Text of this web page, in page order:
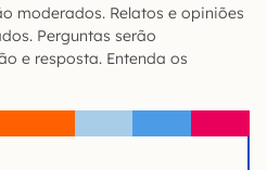
moderados. Relatos e opiniões
Perguntas serão
e resposta. Entenda os